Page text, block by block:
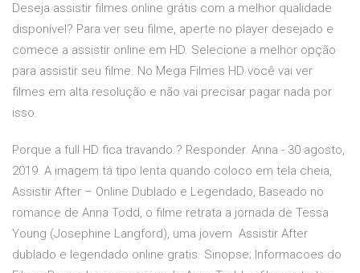
Deseja assistir filmes online grátis com a melhor qualidade
disponível? Para ver seu filme, aperte no player desejado e
comece a assistir online em HD. Selecione a melhor opção
para assistir seu filme. No Mega Filmes HD você vai ver
filmes em alta resolução e não vai precisar pagar nada por
isso.
Porque a full HD fica travando ? Responder. Anna - 30 agosto,
2019. A imagem tá tipo lenta quando coloco em tela cheia,
Assistir After – Online Dublado e Legendado, Baseado no
romance de Anna Todd, o filme retrata a jornada de Tessa
Young (Josephine Langford), uma jovem Assistir After
dublado e legendado online gratis. Sinopse; Informacoes do